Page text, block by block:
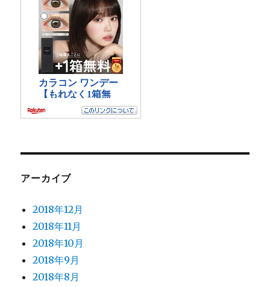
アーカイブ
2018年12月
2018年11月
2018年10月
2018年9月
2018年8月